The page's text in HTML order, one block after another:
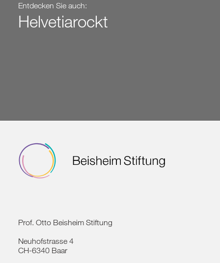
Entdecken Sie auch:
Helvetiarockt
Prof. Otto Beisheim Stiftung
Neuhofstrasse 4
CH-6340 Baar